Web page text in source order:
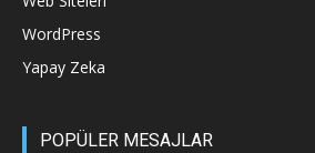
WordPress
Yapay Zeka
POPÜLER MESAJLAR